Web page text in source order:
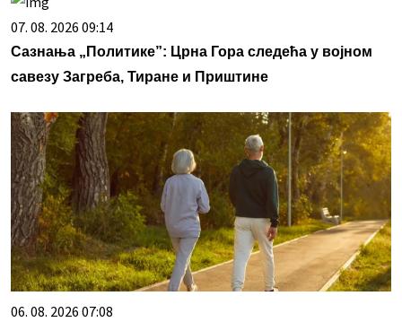
07. 08. 2026 09:14
Сазнања „Политике”: Црна Гора следећа у војном
савезу Загреба, Тиране и Приштине
06. 08. 2026 07:08